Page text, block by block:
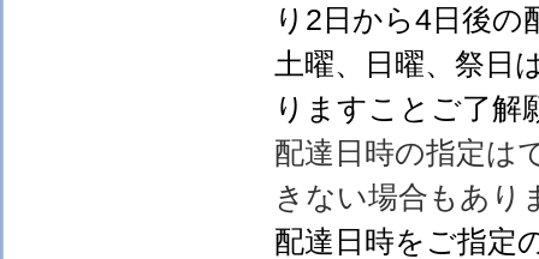
り2日から4日後の
土曜、日曜、祭日
りますことご了解
配達日時の指定は
きない場合もあり
配達日時をご指定